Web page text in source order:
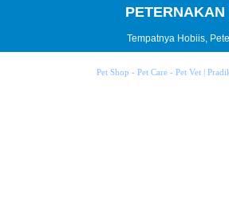
Tempatnya Hobiis,
Pet Shop - Pet Care - Pet Vet |